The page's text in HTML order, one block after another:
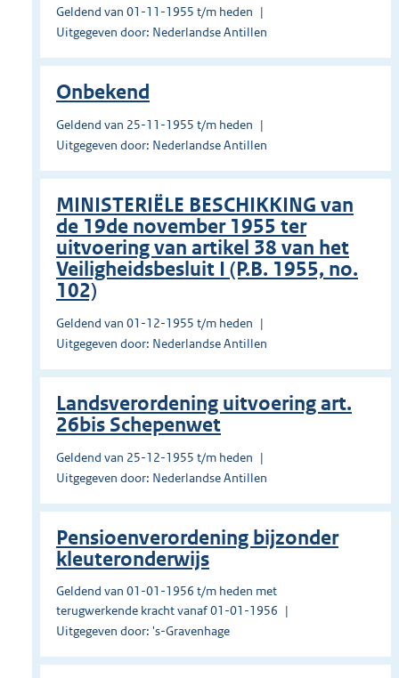
Geldend van 01-11-1955 t/m heden
Uitgegeven door: Nederlandse Antillen
Onbekend
Geldend van 25-11-1955 t/m heden
Uitgegeven door: Nederlandse Antillen
MINISTERIËLE BESCHIKKING van
de 19de november 1955 ter
uitvoering van artikel 38 van het
Veiligheidsbesluit I (P.B. 1955, no.
102)
Geldend van 01-12-1955 t/m heden
Uitgegeven door: Nederlandse Antillen
Landsverordening uitvoering art.
26bis Schepenwet
Geldend van 25-12-1955 t/m heden
Uitgegeven door: Nederlandse Antillen
Pensioenverordening bijzonder
kleuteronderwijs
Geldend van 01-01-1956 t/m heden met
terugwerkende kracht vanaf 01-01-1956
Uitgegeven door: 's-Gravenhage